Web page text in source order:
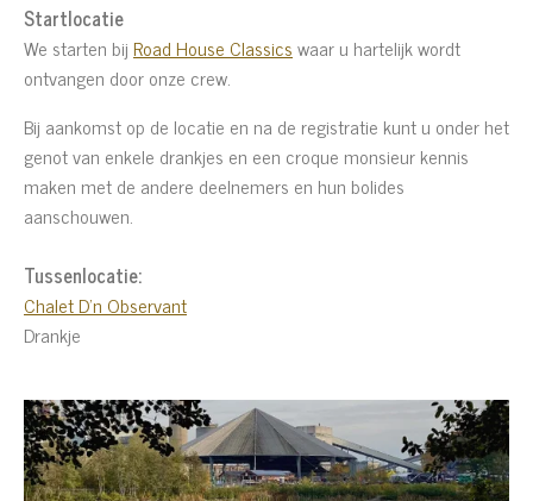
Startlocatie
We starten bijRoad House Classicswaar u hartelijk wordt
ontvangen door onze crew.
Bij aankomst op de locatie en na de registratie kunt u onder het
genot van enkele drankjes en een croque monsieur kennis
maken met de andere deelnemers en hun bolides
aanschouwen.
Tussenlocatie:
Chalet D'n Observant
Drankje